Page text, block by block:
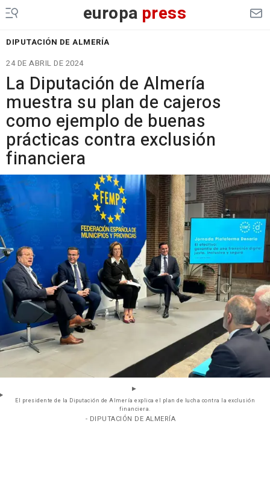
europa press
DIPUTACIÓN DE ALMERÍA
24 DE ABRIL DE 2024
La Diputación de Almería
muestra su plan de cajeros
como ejemplo de buenas
prácticas contra exclusión
financiera
El presidente de la Diputación de Almería explica el plan de lucha contra la exclusión
financiera.
- DIPUTACIÓN DE ALMERÍA